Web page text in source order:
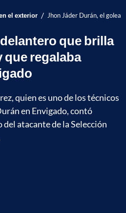
el exterior / Jhon Jáder Durán, el
que brilla
que regalaba
quien es uno de los técnicos
en Envigado, contó
atacante de la Selección